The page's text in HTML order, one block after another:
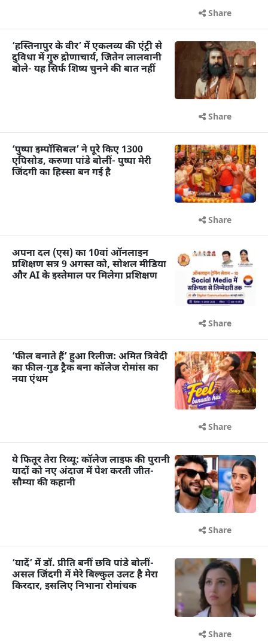
Share
‘हस्तिनापुर के वीर’ में एकलव्य की एंट्री से
दुविधा में गुरु द्रोणाचार्य, जितेन लालवानी
बोले- यह सिर्फ शिष्य चुनने की बात नहीं
Share
‘पुष्पा इम्पॉसिबल’ ने पूरे किए 1300
एपिसोड, करुणा पांडे बोलीं- पुष्पा मेरी
जिंदगी का हिस्सा बन गई है
Share
अपना दल (एस) का 10वां ऑनलाइन
प्रशिक्षण सत्र 9 अगस्त को, सोशल मीडिया
और AI के इस्तेमाल पर मिलेगा प्रशिक्षण
Share
‘फील बनाते हैं’ हुआ रिलीज: अमित त्रिवेदी
का फील-गुड ट्रैक बना कॉलेज रोमांस का
नया एंथम
Share
ये फितूर तेरा रिव्यू: कॉलेज लाइफ की पुरानी
यादों को नए अंदाज में पेश करती जीत-
सौम्या की कहानी
Share
‘यादें’ में डॉ. प्रीति बनीं छवि पांडे बोलीं-
असल जिंदगी में मेरे बिल्कुल उलट है मेरा
किरदार, इसलिए निभाना रोमांचक
Share